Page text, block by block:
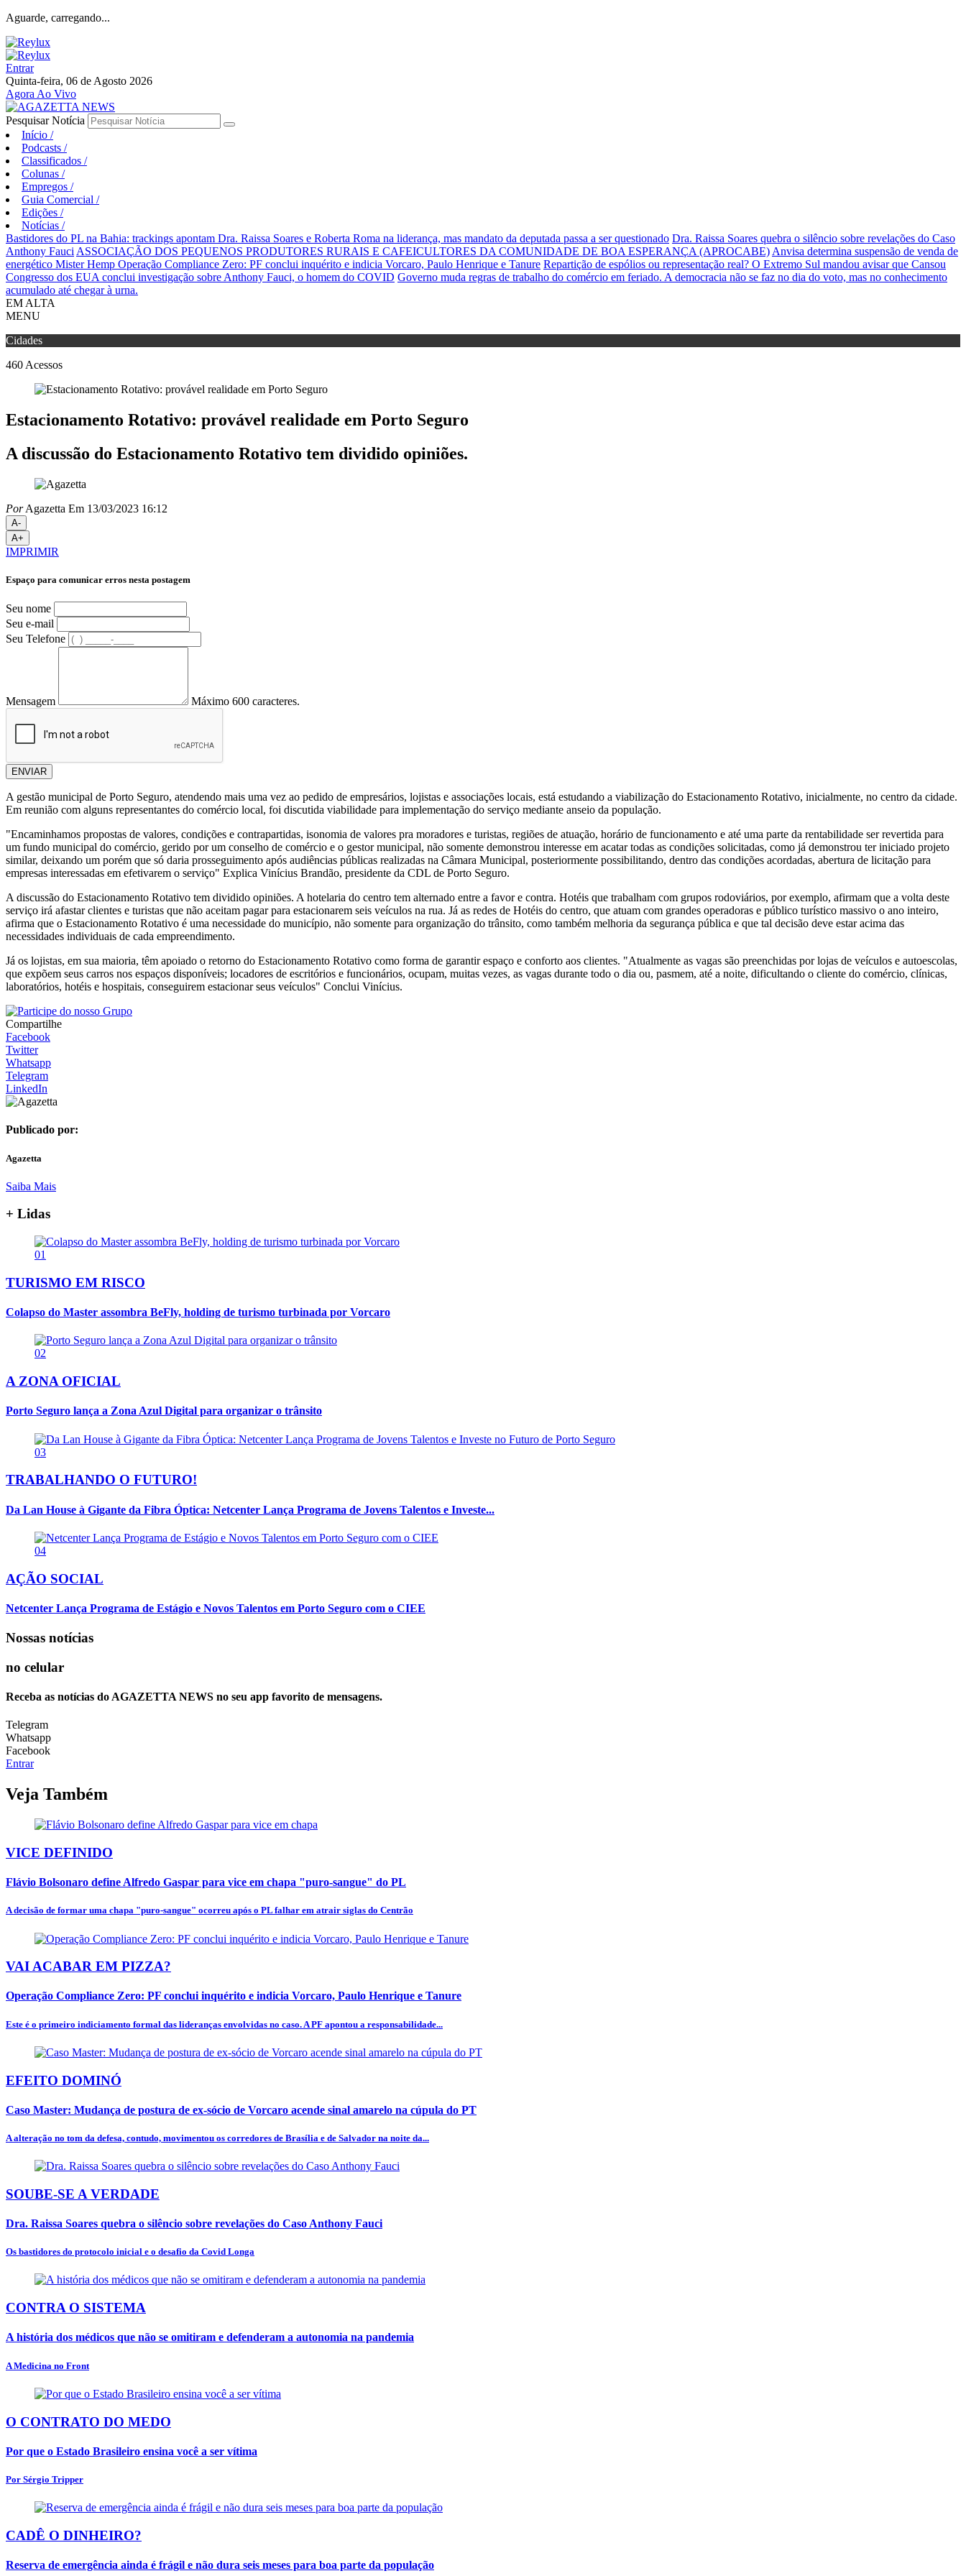
Aguarde, carregando...
Entrar
Quinta-feira, 06 de Agosto 2026
Agora Ao Vivo
Pesquisar Notícia
Início /
Podcasts /
Classificados /
Colunas /
Empregos /
Guia Comercial /
Edições /
Notícias /
Bastidores do PL na Bahia: trackings apontam Dra. Raissa Soares e Roberta Roma na liderança, mas mandato da deputada passa a ser questionado Dra. Raissa Soares quebra o silêncio sobre revelações do Caso
Anthony Fauci ASSOCIAÇÃO DOS PEQUENOS PRODUTORES RURAIS E CAFEICULTORES DA COMUNIDADE DE BOA ESPERANÇA (APROCABE) Anvisa determina suspensão de venda de
energético Mister Hemp Operação Compliance Zero: PF conclui inquérito e indicia Vorcaro, Paulo Henrique e Tanure Repartição de espólios ou representação real? O Extremo Sul mandou avisar que Cansou
Congresso dos EUA conclui investigação sobre Anthony Fauci, o homem do COVID Governo muda regras de trabalho do comércio em feriado. A democracia não se faz no dia do voto, mas no conhecimento
acumulado até chegar à urna.
EM ALTA
MENU
Cidades
460 Acessos
Estacionamento Rotativo: provável realidade em Porto Seguro
A discussão do Estacionamento Rotativo tem dividido opiniões.
PorAgazetta Em 13/03/2023 16:12
A-
A+
IMPRIMIR
Espaço para comunicar erros nesta postagem
Seu nome
Seu e-mail
Seu Telefone
Mensagem Máximo 600 caracteres.
ENVIAR
A gestão municipal de Porto Seguro, atendendo mais uma vez ao pedido de empresários, lojistas e associações locais, está estudando a viabilização do Estacionamento Rotativo, inicialmente, no centro da cidade.
Em reunião com alguns representantes do comércio local, foi discutida viabilidade para implementação do serviço mediante anseio da população.
"Encaminhamos propostas de valores, condições e contrapartidas, isonomia de valores pra moradores e turistas, regiões de atuação, horário de funcionamento e até uma parte da rentabilidade ser revertida para
um fundo municipal do comércio, gerido por um conselho de comércio e o gestor municipal, não somente demonstrou interesse em acatar todas as condições solicitadas, como já demonstrou ter iniciado projeto
similar, deixando um porém que só daria prosseguimento após audiências públicas realizadas na Câmara Municipal, posteriormente possibilitando, dentro das condições acordadas, abertura de licitação para
empresas interessadas em efetivarem o serviço" Explica Vinícius Brandão, presidente da CDL de Porto Seguro.
A discussão do Estacionamento Rotativo tem dividido opiniões. A hotelaria do centro tem alternado entre a favor e contra. Hotéis que trabalham com grupos rodoviários, por exemplo, afirmam que a volta deste
serviço irá afastar clientes e turistas que não aceitam pagar para estacionarem seis veículos na rua. Já as redes de Hotéis do centro, que atuam com grandes operadoras e público turístico massivo o ano inteiro,
afirma que o Estacionamento Rotativo é uma necessidade do município, não somente para organização do trânsito, como também melhoria da segurança pública e que tal decisão deve estar acima das
necessidades individuais de cada empreendimento.
Já os lojistas, em sua maioria, têm apoiado o retorno do Estacionamento Rotativo como forma de garantir espaço e conforto aos clientes. "Atualmente as vagas são preenchidas por lojas de veículos e autoescolas,
que expõem seus carros nos espaços disponíveis; locadores de escritórios e funcionários, ocupam, muitas vezes, as vagas durante todo o dia ou, pasmem, até a noite, dificultando o cliente do comércio, clínicas,
laboratórios, hotéis e hospitais, conseguirem estacionar seus veículos" Conclui Vinícius.
Compartilhe
Facebook
Twitter
Whatsapp
Telegram
LinkedIn
Publicado por:
Agazetta
Saiba Mais
+ Lidas
01
TURISMO EM RISCO
Colapso do Master assombra BeFly, holding de turismo turbinada por Vorcaro
02
A ZONA OFICIAL
Porto Seguro lança a Zona Azul Digital para organizar o trânsito
03
TRABALHANDO O FUTURO!
Da Lan House à Gigante da Fibra Óptica: Netcenter Lança Programa de Jovens Talentos e Investe...
04
AÇÃO SOCIAL
Netcenter Lança Programa de Estágio e Novos Talentos em Porto Seguro com o CIEE
Nossas notícias
no celular
Receba as notícias do AGAZETTA NEWS no seu app favorito de mensagens.
Telegram
Whatsapp
Facebook
Entrar
Veja Também
VICE DEFINIDO
Flávio Bolsonaro define Alfredo Gaspar para vice em chapa "puro-sangue" do PL
A decisão de formar uma chapa "puro-sangue" ocorreu após o PL falhar em atrair siglas do Centrão
VAI ACABAR EM PIZZA?
Operação Compliance Zero: PF conclui inquérito e indicia Vorcaro, Paulo Henrique e Tanure
Este é o primeiro indiciamento formal das lideranças envolvidas no caso. A PF apontou a responsabilidade...
EFEITO DOMINÓ
Caso Master: Mudança de postura de ex-sócio de Vorcaro acende sinal amarelo na cúpula do PT
A alteração no tom da defesa, contudo, movimentou os corredores de Brasília e de Salvador na noite da...
SOUBE-SE A VERDADE
Dra. Raissa Soares quebra o silêncio sobre revelações do Caso Anthony Fauci
Os bastidores do protocolo inicial e o desafio da Covid Longa
CONTRA O SISTEMA
A história dos médicos que não se omitiram e defenderam a autonomia na pandemia
A Medicina no Front
O CONTRATO DO MEDO
Por que o Estado Brasileiro ensina você a ser vítima
Por Sérgio Tripper
CADÊ O DINHEIRO?
Reserva de emergência ainda é frágil e não dura seis meses para boa parte da população